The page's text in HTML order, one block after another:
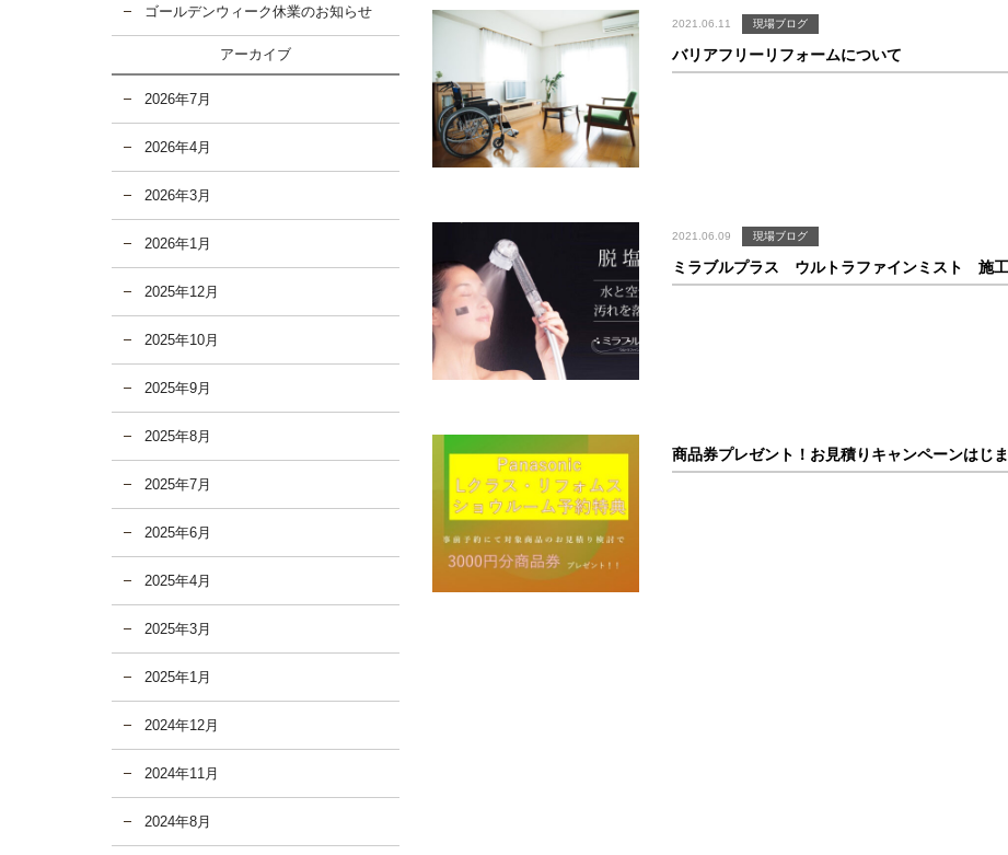
2021.06.11 現場ブログ
バリアフリーリフォームについて
2021.06.09 現場ブログ
ミラブルプラス ウルトラファインミスト 施工
商品券プレゼント！お見積りキャンペーンはじ
ゴールデンウィーク休業のお知らせ
アーカイブ
2026年7月
2026年4月
2026年3月
2026年1月
2025年12月
2025年10月
2025年9月
2025年8月
2025年7月
2025年6月
2025年4月
2025年3月
2025年1月
2024年12月
2024年11月
2024年8月